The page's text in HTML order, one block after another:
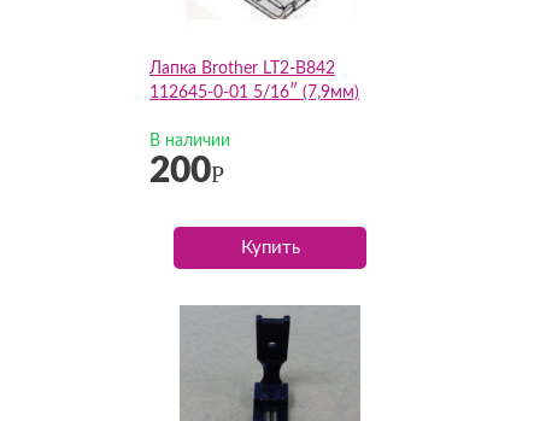
Лапка Brother LT2-B842
112645-0-01 5/16″ (7,9мм)
В наличии
200Р
Купить